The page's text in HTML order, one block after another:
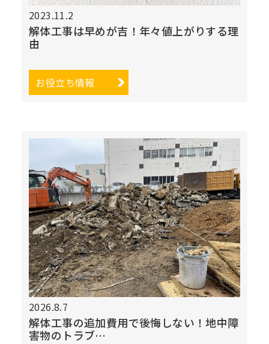
2023.11.2
解体工事は早めが吉！年々値上がりする理
由
お役立ち情報
2026.8.7
解体工事の追加費用で後悔しない！地中障
害物のトラブ…